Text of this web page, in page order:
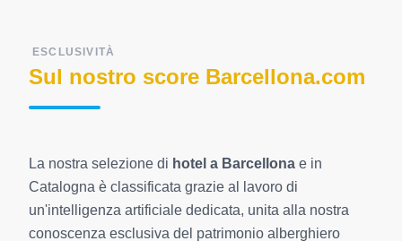
ESCLUSIVITÀ
Sul nostro score Barcellona.com
La nostra selezione di hotel a Barcellona e in
Catalogna è classificata grazie al lavoro di
un'intelligenza artificiale dedicata, unita alla nostra
conoscenza esclusiva del patrimonio alberghiero